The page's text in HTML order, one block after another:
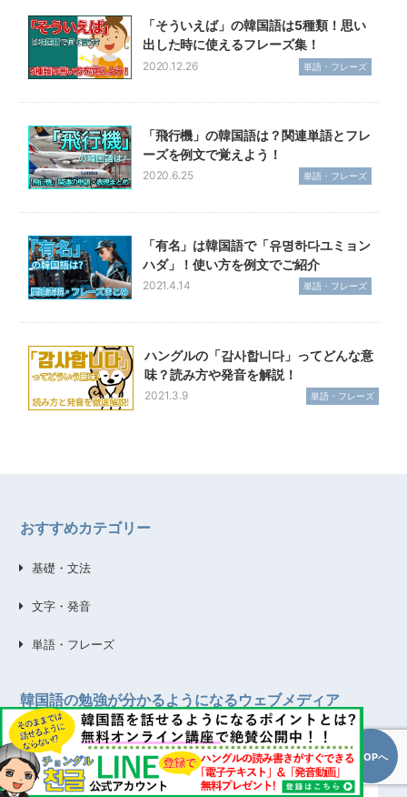
「そういえば」の韓国語は5種類！思い
出した時に使えるフレーズ集！
2020.12.26 単語・フレーズ
「飛行機」の韓国語は？関連単語とフレ
ーズを例文で覚えよう！
2020.6.25 単語・フレーズ
「有名」は韓国語で「유명하다ユミョン
ハダ」！使い方を例文でご紹介
2021.4.14 単語・フレーズ
ハングルの「감사합니다」ってどんな意
味？読み方や発音を解説！
2021.3.9 単語・フレーズ
おすすめカテゴリー
基礎・文法
文字・発音
単語・フレーズ
韓国語の勉強が分かるようになるウェブメディア
TOPへ